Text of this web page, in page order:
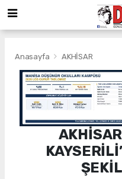
Anasayfa AKHİSAR